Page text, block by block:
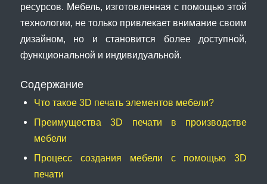
ресурсов. Мебель, изготовленная с помощью этой
технологии, не только привлекает внимание своим
дизайном, но и становится более доступной,
функциональной и индивидуальной.
Содержание
Что такое 3D печать элементов мебели?
Преимущества 3D печати в производстве
мебели
Процесс создания мебели с помощью 3D
печати